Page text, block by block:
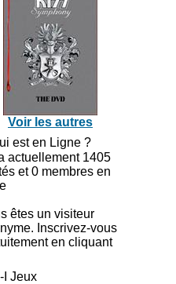
Voir les autres
est en Ligne ?
a actuellement 1405
et 0 membres en
êtes un visiteur
Inscrivez-vous
en cliquant
I Jeux